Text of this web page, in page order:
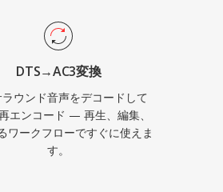
ニクスで確実に再生されます。
DTS→AC3変換
ウンド音声をデコードして
エンコード — 再生、編集、
ワークフローですぐに使えま
す。